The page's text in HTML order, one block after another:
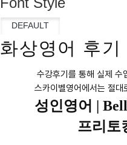
화상영어 후기
수강후기를 통해 실제 수
스카이벨영어에서는 절
성인영어 |
프리토